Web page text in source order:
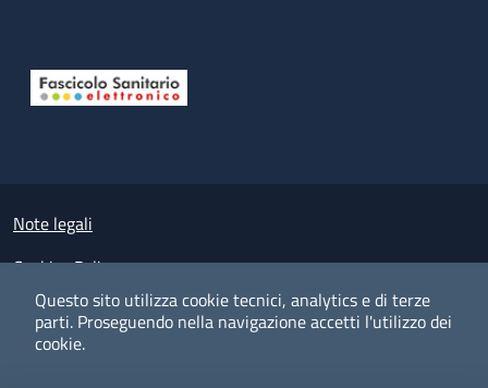
Questo sito utilizza cookie tecnici, analytics e di terze
parti. Proseguendo nella navigazione accetti l'utilizzo dei
cookie.
Small prints
Note legali
Cookies Policy
Policy privacy e protezione del dato personale
Albo pretorio on-line